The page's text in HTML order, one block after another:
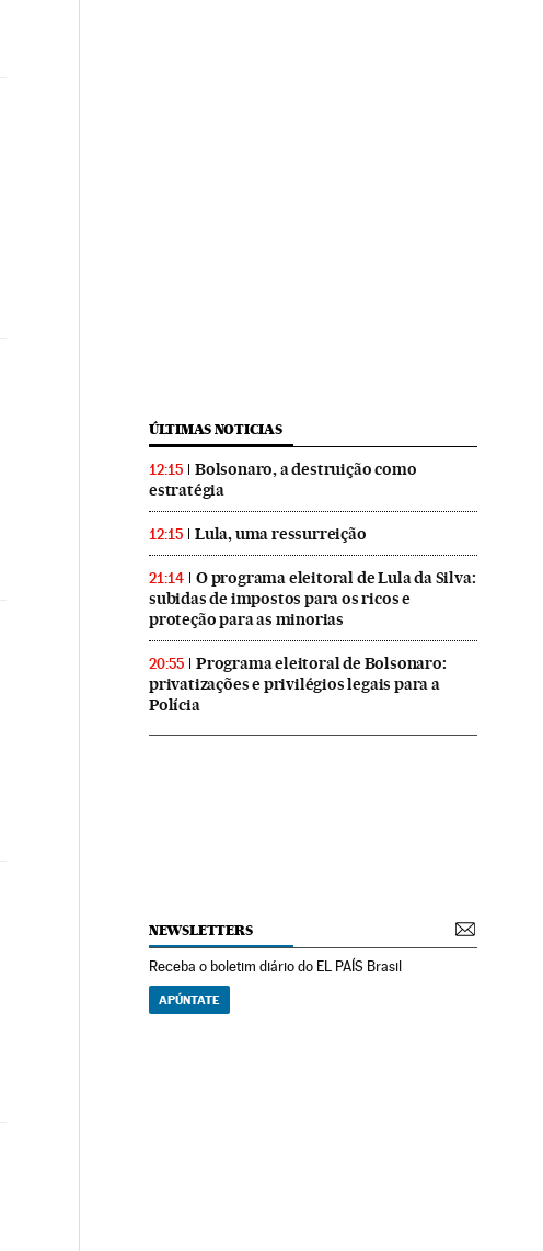
ÚLTIMAS NOTICIAS
12:15
Bolsonaro, a destruição como
estratégia
12:15 Lula, uma ressurreição
21:14
O programa eleitoral de Lula da Silva:
subidas de impostos para os ricos e
proteção para as minorias
20:55
Programa eleitoral de Bolsonaro:
privatizações e privilégios legais para a
Polícia
NEWSLETTERS
Receba o boletim diário do EL PAÍS Brasil
APÚNTATE